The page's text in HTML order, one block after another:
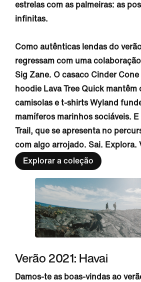
estrelas com as palmeiras: as
infinitas.
Como autênticas lendas do
regressam com uma
Sig Zane. O casaco Cinder
hoodie Lava Tree Quick mantêm
camisolas e t-shirts Wyland
mamíferos marinhos sociáveis.
Trail, que se apresenta no
com algo arrojado. Sai. Explora.
Explorar a coleção
Verão 2021: Havai
Damos-te as boas-vindas ao